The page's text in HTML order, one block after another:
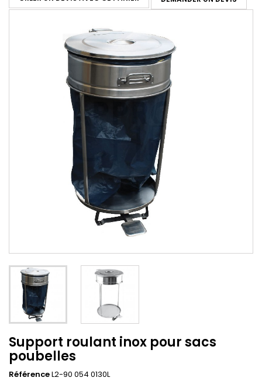
Support roulant inox pour sacs
poubelles
RéférenceL2-90 054 0130L